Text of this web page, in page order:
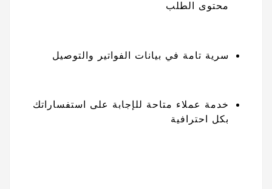
محتوى الطلب
سرية تامة في بيانات الفواتير والتوصيل
خدمة عملاء متاحة للإجابة على استفساراتك
بكل احترافية